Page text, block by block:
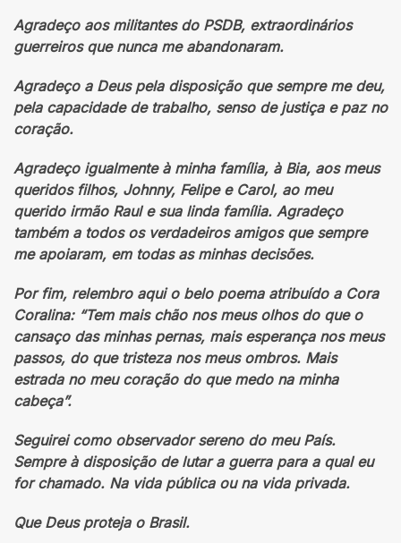
Agradeço aos militantes do PSDB, extraordinários
guerreiros que nunca me abandonaram.
Agradeço a Deus pela disposição que sempre me deu,
pela capacidade de trabalho, senso de justiça e paz no
coração.
Agradeço igualmente à minha família, à Bia, aos meus
queridos filhos, Johnny, Felipe e Carol, ao meu
querido irmão Raul e sua linda família. Agradeço
também a todos os verdadeiros amigos que sempre
me apoiaram, em todas as minhas decisões.
Por fim, relembro aqui o belo poema atribuído a Cora
Coralina: “Tem mais chão nos meus olhos do que o
cansaço das minhas pernas, mais esperança nos meus
passos, do que tristeza nos meus ombros. Mais
estrada no meu coração do que medo na minha
cabeça”.
Seguirei como observador sereno do meu País.
Sempre à disposição de lutar a guerra para a qual eu
for chamado. Na vida pública ou na vida privada.
Que Deus proteja o Brasil.